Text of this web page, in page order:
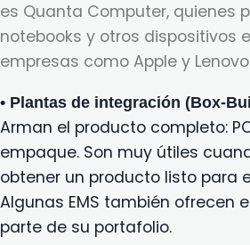
es Quanta Computer, quienes
notebooks y otros dispositivos
empresas como Apple y
• Plantas de integración (Box-
Arman el producto completo:
empaque. Son muy útiles
obtener un producto listo para
Algunas EMS también ofrecen
parte de su portafolio.